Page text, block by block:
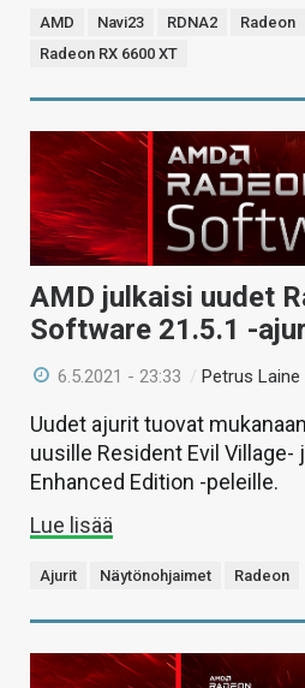
AMD Navi23 RDNA2 Radeon
Radeon RX 6600 XT
AMD julkaisi uudet
Software 21.5.1 -
6.5.2021 - 23:33 / Petrus Laine
Uudet ajurit tuovat
uusille Resident Evil Village-
Enhanced Edition -peleille.
Lue lisää
Ajurit Näytönohjaimet Radeon